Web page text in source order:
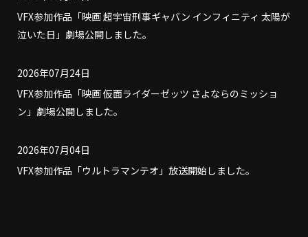
VFX参加作品「映画 超宇宙刑事ギャバン インフィニティ 太陽が
泣いた日」劇場公開しました。
2026年07月24日
VFX参加作品「映画 仮面ライダーゼッツ さよならのミッショ
ン」劇場公開しました。
2026年07月04日
VFX参加作品「ウルトラマンテオ」放送開始しました。